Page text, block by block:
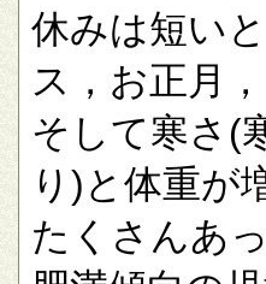
休みは短い
ス，お正月，
そして寒さ(
り)と体重が
たくさんあっ